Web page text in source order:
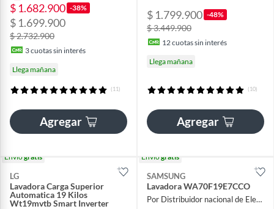
$ 1.682.900 -38%
$ 1.699.900
$ 2.732.900
3cuotas sin interés
Llega mañana
(11)
Agregar
$ 1.799.900 -48%
$ 3.449.900
12cuotas sin interés
Llega mañana
(10)
Agregar
Envíogratis
LG
Lavadora Carga Superior
Automatica 19 Kilos
Wt19mvtb Smart Inverter
Envíogratis
SAMSUNG
Lavadora WA70F19E7CCO
Por Distribuidor nacional de Electrodomésticos